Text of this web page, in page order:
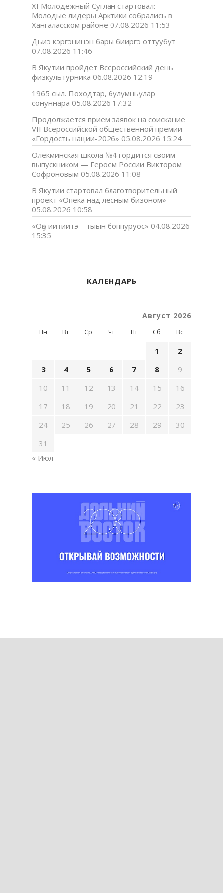
XI Молодёжный Суглан стартовал:
Молодые лидеры Арктики собрались в
Хангаласском районе 07.08.2026 11:53
Дьиэ кэргэнинэн бары бииргэ оттуубут
07.08.2026 11:46
В Якутии пройдет Всероссийский день
физкультурника 06.08.2026 12:19
1965 сыл. Походтар, булумньулар
сонуннара 05.08.2026 17:32
Продолжается прием заявок на соискание
VII Всероссийской общественной премии
«Гордость нации-2026» 05.08.2026 15:24
Олекминская школа №4 гордится своим
выпускником — Героем России Виктором
Софроновым 05.08.2026 11:08
В Якутии стартовал благотворительный
проект «Опека над лесным бизоном»
05.08.2026 10:58
«Оҕо иитиитэ – тыын боппуруос» 04.08.2026
15:35
КАЛЕНДАРЬ
Август 2026
Пн Вт Ср Чт Пт Сб Вс
1
2
3
4 5 6 7 8
9
10
11 12 13 14 15
16
17
18 19 20 21 22
23
24
25 26 27 28 29
30
31
« Июл